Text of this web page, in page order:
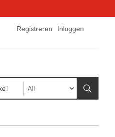
Registreren Inloggen